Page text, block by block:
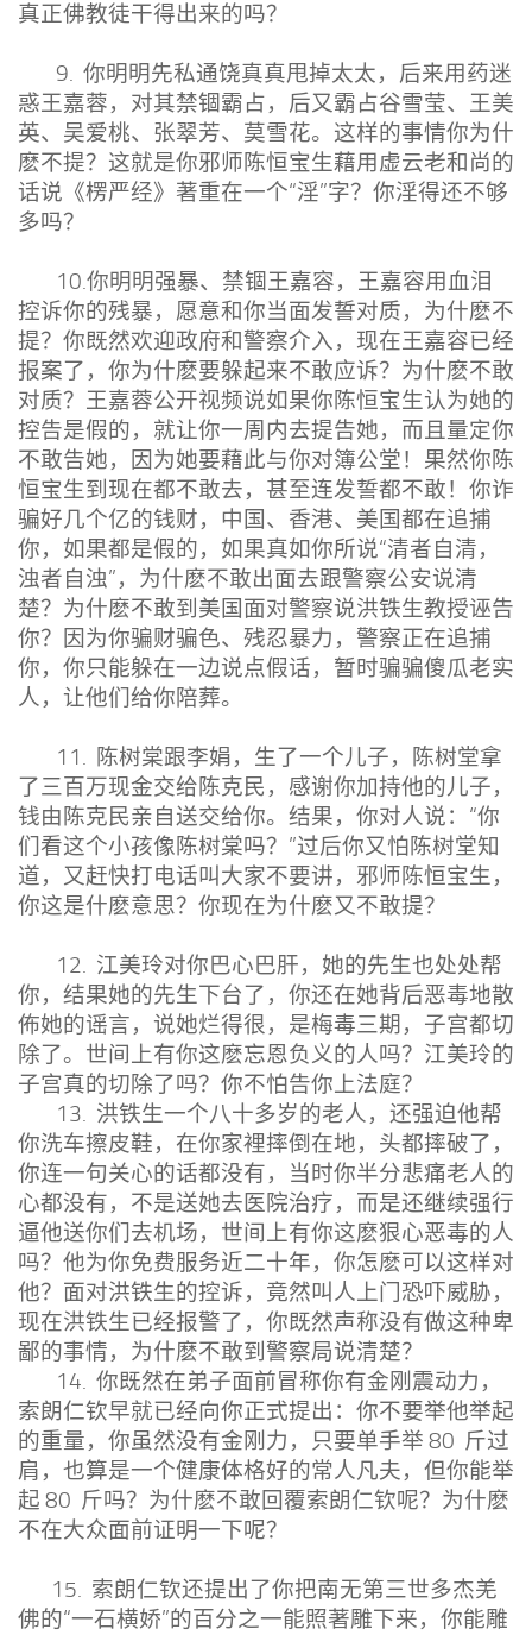
真正佛教徒干得出来的吗？
9. 你明明先私通饶真真甩掉太太，后来用药迷
惑王嘉蓉，对其禁锢霸占，后又霸占谷雪莹、王美
英、吴爱桃、张翠芳、莫雪花。这样的事情你为什
麽不提？这就是你邪师陈恒宝生藉用虚云老和尚的
话说《楞严经》著重在一个“淫”字？你淫得还不够
多吗？
10.你明明强暴、禁锢王嘉容，王嘉容用血泪
控诉你的残暴，愿意和你当面发誓对质，为什麽不
提？你既然欢迎政府和警察介入，现在王嘉容已经
报案了，你为什麽要躲起来不敢应诉？为什麽不敢
对质？王嘉蓉公开视频说如果你陈恒宝生认为她的
控告是假的，就让你一周内去提告她，而且量定你
不敢告她，因为她要藉此与你对簿公堂！果然你陈
恒宝生到现在都不敢去，甚至连发誓都不敢！你诈
骗好几个亿的钱财，中国、香港、美国都在追捕
你，如果都是假的，如果真如你所说“清者自清，
浊者自浊”，为什麽不敢出面去跟警察公安说清
楚？为什麽不敢到美国面对警察说洪铁生教授诬告
你？因为你骗财骗色、残忍暴力，警察正在追捕
你，你只能躲在一边说点假话，暂时骗骗傻瓜老实
人，让他们给你陪葬。
11. 陈树棠跟李娟，生了一个儿子，陈树堂拿
了三百万现金交给陈克民，感谢你加持他的儿子，
钱由陈克民亲自送交给你。结果，你对人说：“你
们看这个小孩像陈树棠吗？”过后你又怕陈树堂知
道，又赶快打电话叫大家不要讲，邪师陈恒宝生，
你这是什麽意思？你现在为什麽又不敢提？
12. 江美玲对你巴心巴肝，她的先生也处处帮
你，结果她的先生下台了，你还在她背后恶毒地散
佈她的谣言，说她烂得很，是梅毒三期，子宫都切
除了。世间上有你这麽忘恩负义的人吗？江美玲的
子宫真的切除了吗？你不怕告你上法庭？
13. 洪铁生一个八十多岁的老人，还强迫他帮
你洗车擦皮鞋，在你家裡摔倒在地，头都摔破了，
你连一句关心的话都没有，当时你半分悲痛老人的
心都没有，不是送她去医院治疗，而是还继续强行
逼他送你们去机场，世间上有你这麽狠心恶毒的人
吗？他为你免费服务近二十年，你怎麽可以这样对
他？面对洪铁生的控诉，竟然叫人上门恐吓威胁，
现在洪铁生已经报警了，你既然声称没有做这种卑
鄙的事情，为什麽不敢到警察局说清楚？
14. 你既然在弟子面前冒称你有金刚震动力，
索朗仁钦早就已经向你正式提出：你不要举他举起
的重量，你虽然没有金刚力，只要单手举 80 斤过
肩，也算是一个健康体格好的常人凡夫，但你能举
起 80 斤吗？为什麽不敢回覆索朗仁钦呢？为什麽
不在大众面前证明一下呢？
15. 索朗仁钦还提出了你把南无第三世多杰羌
佛的“一石横娇”的百分之一能照著雕下来，你能雕